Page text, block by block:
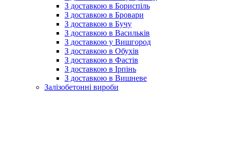
З доставкою в Бориспіль
З доставкою в Бровари
З доставкою в Бучу
З доставкою в Васильків
З доставкою у Вишгород
З доставкою в Обухів
З доставкою в Фастів
З доставкою в Ірпінь
З доставкою в Вишневе
Залізобетонні вироби